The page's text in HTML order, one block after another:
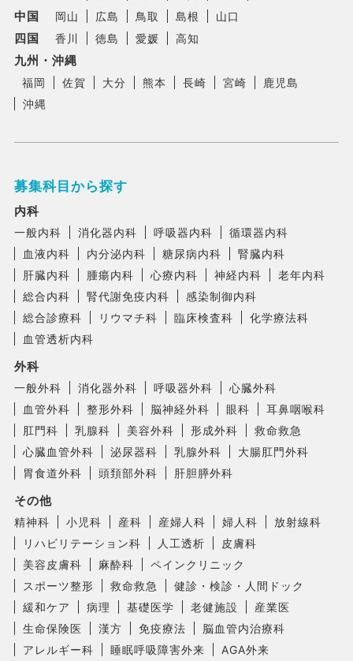
中国 岡山 広島 鳥取 島根 山口
四国 香川 徳島 愛媛 高知
九州・沖縄
福岡 佐賀 大分 熊本 長崎 宮崎
鹿児島
沖縄
募集科目から探す
内科
一般内科 消化器内科 呼吸器内科
循環器内科
血液内科
内分泌内科 糖尿病内科
腎臓内科
肝臓内科
腫瘍内科 心療内科 神経内科
老年内科
総合内科
腎代謝免疫内科
感染制御内科
総合診療科
リウマチ科 臨床検査科
化学療法科
血管透析内科
外科
一般外科 消化器外科 呼吸器外科
心臓外科
血管外科
整形外科 脳神経外科 眼科
耳鼻咽喉科
肛門科
乳腺科 美容外科 形成外科
救命救急
心臓血管外科
泌尿器科 乳腺外科
大腸肛門外科
胃食道外科
頭頚部外科 肝胆膵外科
その他
精神科 小児科 産科 産婦人科 婦人科
放射線科
リハビリテーション科
人工透析
皮膚科
美容皮膚科
麻酔科
ペインクリニック
スポーツ整形
救命救急
健診・検診・人間ドック
緩和ケア
病理 基礎医学 老健施設
産業医
生命保険医
漢方 免疫療法
脳血管内治療科
アレルギー科
睡眠呼吸障害外来
AGA外来